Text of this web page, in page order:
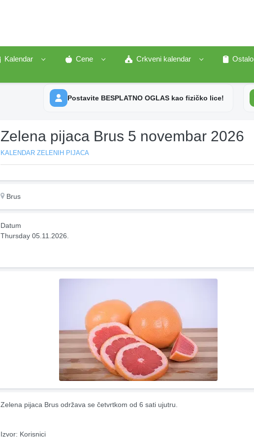
Kalendar Cene Crkveni kalendar
Ostalo
Postavite BESPLATNO OGLAS kao fizičko lice!
Zelena pijaca Brus 5 novembar 2026
KALENDAR ZELENIH PIJACA
Brus
Datum
Thursday 05.11.2026.
Zelena pijaca Brus održava se četvrtkom od 6 sati ujutru.
Izvor: Korisnici